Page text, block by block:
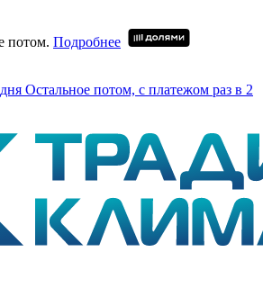
потом. Подробнее
Остальное потом, с платежом раз в 2